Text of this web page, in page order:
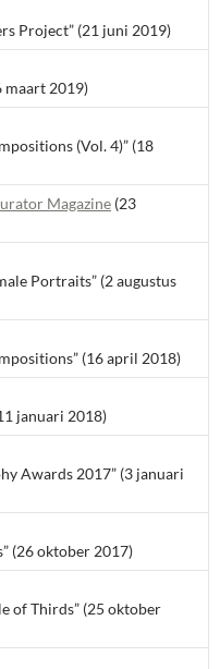
Project” (21 juni 2019)
maart 2019)
(Vol. 4)” (18
Magazine (23
Portraits” (2 augustus
(16 april 2018)
januari 2018)
Awards 2017” (3 januari
(26 oktober 2017)
of Thirds” (25 oktober